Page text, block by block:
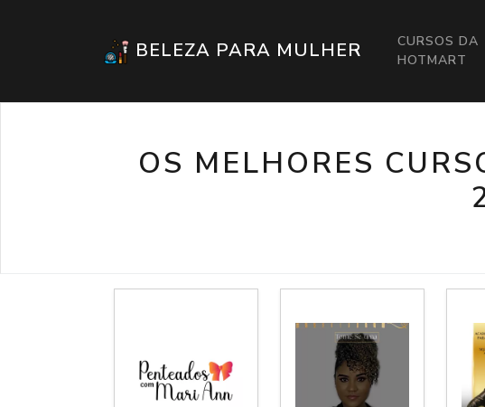
BELEZA PARA MULHER
CURSOS DA
HOTMART
OS MELHORES